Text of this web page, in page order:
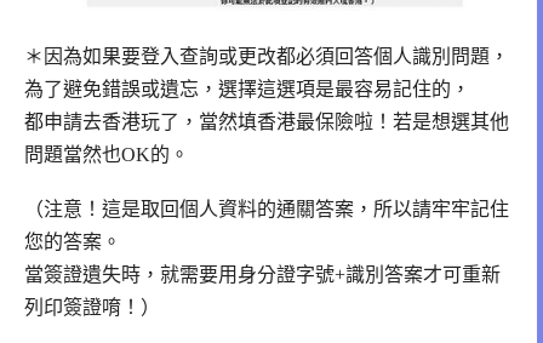
＊因為如果要登入查詢或更改都必須回答個人識別問題，
為了避免錯誤或遺忘，選擇這選項是最容易記住的，
都申請去香港玩了，當然填香港最保險啦！若是想選其他
問題當然也OK的。
（注意！這是取回個人資料的通關答案，所以請牢牢記住
您的答案。
當簽證遺失時，就需要用身分證字號+識別答案才可重新
列印簽證唷！）